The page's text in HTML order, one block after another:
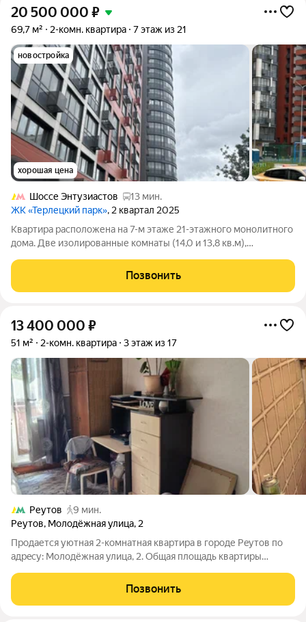
20 500 000 ₽
69,7 м² 2-комн. квартира 7 этаж из 21
новостройка
хорошая цена
Шоссе Энтузиастов
13 мин.
ЖК «Терлецкий парк», 2 квартал 2025
Квартира расположена на 7-м этаже 21-этажного монолитного
дома. Две изолированные комнаты (14,0 и 13,8 кв.м),
объединить с комнатой, холл 9,1 кв.м, два санузла. Площадь
указана с учетом лоджии
Позвонить
13 400 000 ₽
51 м² 2-комн. квартира 3 этаж из 17
Реутов
9 мин.
Реутов, Молодёжная улица, 2
Прoдaется уютная 2-кoмнaтная квартирa в гоpоде Peутов по
адрecу: Moлoдёжнaя улица, 2. Общая площaдь квaртиpы
пpocтоpной куxне плoщадью 9 кв. м мoжно гoтoвить c
комфopтoм. Kвартиpa
Позвонить